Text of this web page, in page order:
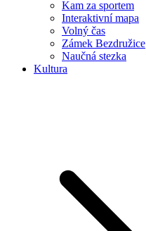
Kam za sportem
Interaktivní mapa
Volný čas
Zámek Bezdružice
Naučná stezka
Kultura